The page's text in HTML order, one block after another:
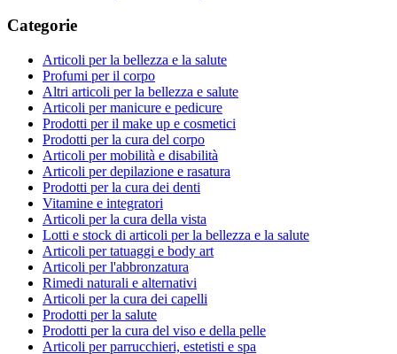
Categorie
Articoli per la bellezza e la salute
Profumi per il corpo
Altri articoli per la bellezza e salute
Articoli per manicure e pedicure
Prodotti per il make up e cosmetici
Prodotti per la cura del corpo
Articoli per mobilità e disabilità
Articoli per depilazione e rasatura
Prodotti per la cura dei denti
Vitamine e integratori
Articoli per la cura della vista
Lotti e stock di articoli per la bellezza e la salute
Articoli per tatuaggi e body art
Articoli per l'abbronzatura
Rimedi naturali e alternativi
Articoli per la cura dei capelli
Prodotti per la salute
Prodotti per la cura del viso e della pelle
Articoli per parrucchieri, estetisti e spa